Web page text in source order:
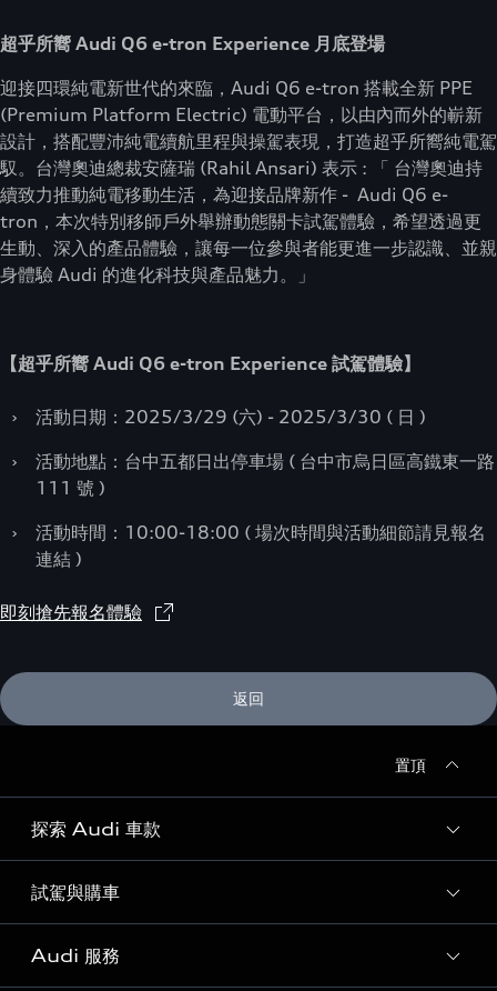
超乎所嚮 Audi Q6 e-tron Experience 月底登場
迎接四環純電新世代的來臨，Audi Q6 e-tron 搭載全新 PPE
(Premium Platform Electric) 電動平台，以由內而外的嶄新
設計，搭配豐沛純電續航里程與操駕表現，打造超乎所嚮純電駕
馭。台灣奧迪總裁安薩瑞 (Rahil Ansari) 表示 : 「 台灣奧迪持
續致力推動純電移動生活，為迎接品牌新作 - Audi Q6 e-
tron，本次特別移師戶外舉辦動態關卡試駕體驗，希望透過更
生動、深入的產品體驗，讓每一位參與者能更進一步認識、並親
身體驗 Audi 的進化科技與產品魅力。」
【超乎所嚮 Audi Q6 e-tron Experience 試駕體驗】
›
活動日期：2025/3/29 (六) - 2025/3/30 ( 日 )
›
活動地點：台中五都日出停車場 ( 台中市烏日區高鐵東一路
111 號 )
›
活動時間：10:00-18:00 ( 場次時間與活動細節請見報名
連結 )
即刻搶先報名體驗
返回
置頂
探索 Audi 車款
所有車款
客製化您的 Audi
試駕與購車
購車方案
Audi 服務